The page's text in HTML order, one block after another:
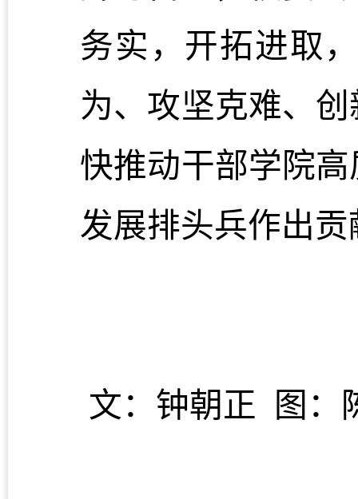
务实，开拓进取
为、攻坚克难、
快推动干部学院
发展排头兵作出贡
文：钟朝正
图：